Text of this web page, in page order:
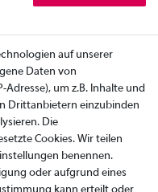
auf unserer
Daten von
Adresse), um z.B. Inhalte und
Drittanbietern einzubinden
Die
Cookies. Wir teilen
benennen.
oder aufgrund eines